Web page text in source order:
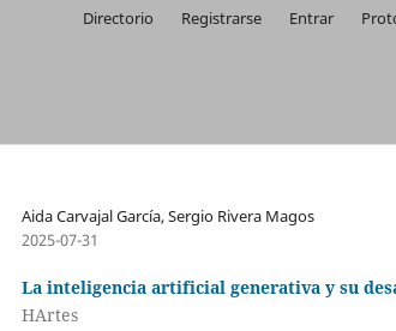
Directorio Registrarse Entrar
Aida Carvajal García, Sergio Rivera Magos
2025-07-31
La inteligencia artificial generativa y su
HArtes